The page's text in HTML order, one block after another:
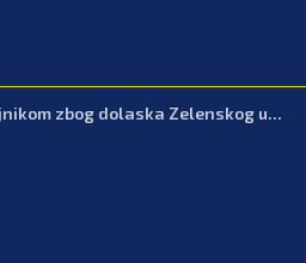
zbog dolaska Zelenskog u...